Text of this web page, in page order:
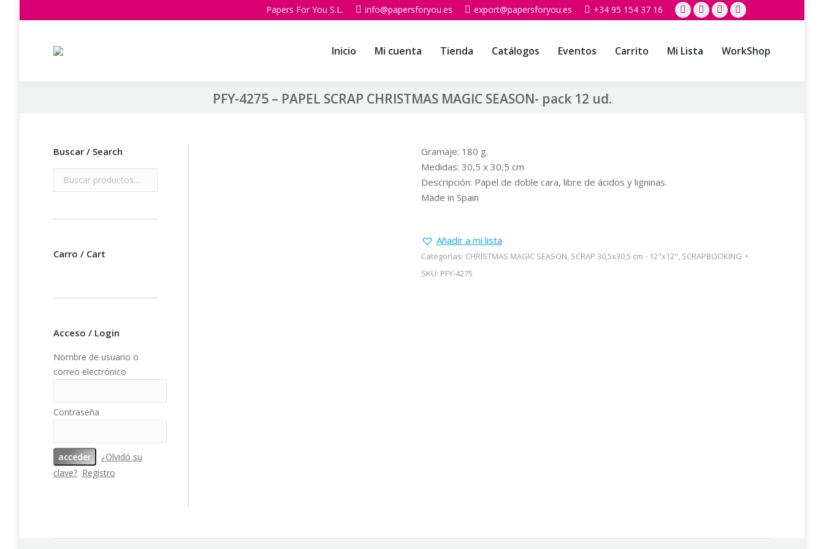
Papers For You S.L. info@papersforyou.es export@papersforyou.es +34 95 154 37 16
Facebook
opens
X
opens
Instagram
opens
YouTube
opens
Inicio Mi cuenta Tienda Catálogos Eventos Carrito Mi Lista WorkShop
PFY-4275 – PAPEL SCRAP CHRISTMAS MAGIC SEASON- pack 12 ud.
Gramaje: 180 g.
Medidas: 30,5 x 30,5 cm
Descripción: Papel de doble cara, libre de ácidos y ligninas.
Made in Spain
Añadir a mi lista
Categorías: CHRISTMAS MAGIC SEASON, SCRAP 30,5x30,5 cm - 12"x12", SCRAPBOOKING
SKU: PFY-4275
Buscar / Search
Carro / Cart
Acceso / Login
Nombre de usuario o
correo electrónico
Contraseña
¿Olvidó su
clave? Registro